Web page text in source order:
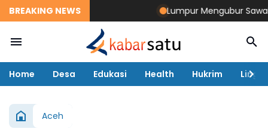
BREAKING NEWS Lumpur Mengubur Sawah
Home Desa Edukasi Health Hukrim
Aceh